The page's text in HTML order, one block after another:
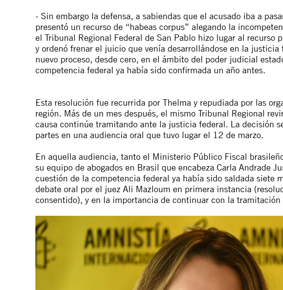
- Sin embargo la defensa, a sabiendas que el acusado iba a
presentó un recurso de “habeas corpus” alegando la
el Tribunal Regional Federal de San Pablo hizo lugar al recurso
y ordenó frenar el juicio que venía desarrollándose en la justicia
nuevo proceso, desde cero, en el ámbito del poder judicial
competencia federal ya había sido confirmada un año antes.
Esta resolución fue recurrida por Thelma y repudiada por las
región. Más de un mes después, el mismo Tribunal Regional
causa continúe tramitando ante la justicia federal. La decisión
partes en una audiencia oral que tuvo lugar el 12 de marzo.
En aquella audiencia, tanto el Ministerio Público Fiscal
su equipo de abogados en Brasil que encabeza Carla Andrade
cuestión de la competencia federal ya había sido saldada siete
debate oral por el juez Ali Mazloum en primera instancia
consentido), y en la importancia de continuar con la